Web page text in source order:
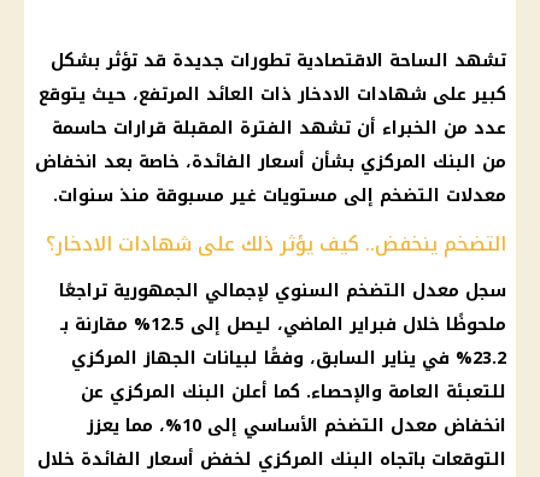
تشهد الساحة الاقتصادية تطورات جديدة قد تؤثر بشكل
كبير على شهادات الادخار ذات العائد المرتفع، حيث يتوقع
عدد من الخبراء أن تشهد الفترة المقبلة قرارات حاسمة
من البنك المركزي بشأن أسعار الفائدة، خاصة بعد انخفاض
معدلات التضخم إلى مستويات غير مسبوقة منذ سنوات.
التضخم ينخفض.. كيف يؤثر ذلك على شهادات الادخار؟
سجل معدل التضخم السنوي لإجمالي الجمهورية تراجعًا
ملحوظًا خلال فبراير الماضي، ليصل إلى 12.5% مقارنة بـ
23.2% في يناير السابق، وفقًا لبيانات الجهاز المركزي
للتعبئة العامة والإحصاء. كما أعلن البنك المركزي عن
انخفاض معدل التضخم الأساسي إلى 10%، مما يعزز
التوقعات باتجاه البنك المركزي لخفض أسعار الفائدة خلال